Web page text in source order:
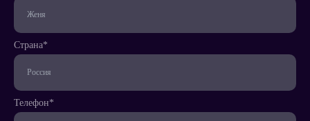
Страна*
Телефон*